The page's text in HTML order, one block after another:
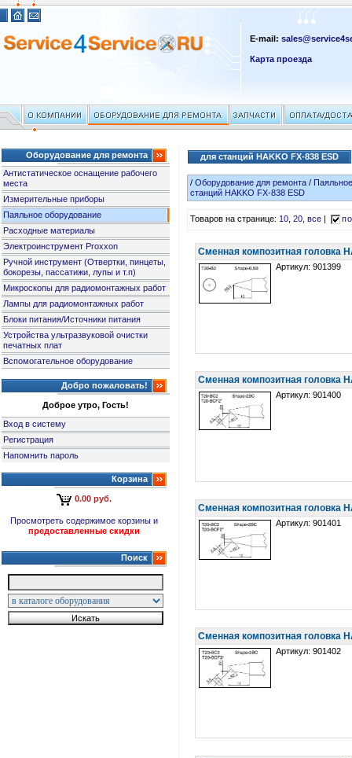
E-mail:
Карта проезда
Оборудование для ремонта
Антистатическое оснащение рабочего
места
Измерительные приборы
Паяльное оборудование
Расходные материалы
Электроинструмент Proxxon
Ручной инструмент (Отвертки, пинцеты,
бокорезы, пассатижи, лупы и т.п)
Микроскопы для радиомонтажных работ
Лампы для радиомонтажных работ
Блоки питания/Источники питания
Устройства ультразвуковой очистки
печатных плат
Вспомогательное оборудование
Добро пожаловать!
Доброе утро, Гость!
Вход в систему
Регистрация
Напомнить пароль
Корзина
0.00 руб.
Просмотреть содержимое корзины и
предоставленные скидки
Поиск
для станций HAKKO FX-838 ESD
/Оборудование для ремонта /
станций HAKKO FX-838 ESD
Товаров на странице:10,20,все
Сменная композитная головка
Артикул: 901399
Сменная композитная головка
Артикул: 901400
Сменная композитная головка
Артикул: 901401
Сменная композитная головка
Артикул: 901402